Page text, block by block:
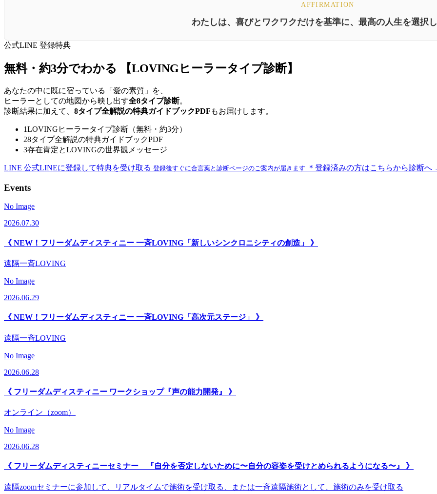
AFFIRMATION
わたしは、喜びとワクワクだけを基準に、最高の人生を選択
公式LINE 登録特典
無料・約3分でわかる 【LOVINGヒーラータイプ診断】
あなたの中に既に宿っている「愛の素質」を、
ヒーラーとしての地図から映し出す全8タイプ診断。
診断結果に加えて、 8タイプ全解説の特典ガイドブックPDF もお届けします。
1LOVINGヒーラータイプ診断（無料・約3分）
28タイプ全解説の特典ガイドブックPDF
3存在肯定とLOVINGの世界観メッセージ
LINE 公式LINEに登録して特典を受け取る 登録後すぐに合言葉と診断ページのご案内が届きます ＊登録済みの方はこちらから診断へ
Events
No Image
2026.07.30
《 NEW！フリーダムディスティニー 一斉LOVING「新しいシンクロニシティの創造」 》
遠隔一斉LOVING
No Image
2026.06.29
《 NEW！フリーダムディスティニー 一斉LOVING「高次元ステージ」 》
遠隔一斉LOVING
No Image
2026.06.28
《 フリーダムディスティニー ワークショップ『声の能力開発』 》
オンライン（zoom）
No Image
2026.06.28
《 フリーダムディスティニーセミナー 『自分を否定しないために〜自分の容姿を受けとめられるようになる〜』 》
遠隔zoomセミナーに参加して、リアルタイムで施術を受け取る、または一斉遠隔施術として、施術のみを受け取る